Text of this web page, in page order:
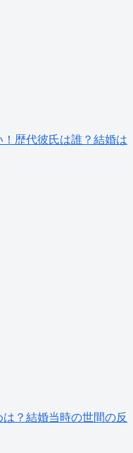
歴代彼氏は誰？結婚は
？結婚当時の世間の反